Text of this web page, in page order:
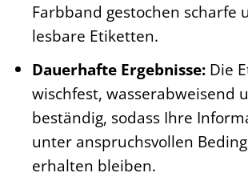
Farbband gestochen scharfe
lesbare Etiketten.
Dauerhafte Ergebnisse:Die
wischfest, wasserabweisend
beständig, sodass Ihre
unter anspruchsvollen
erhalten bleiben.